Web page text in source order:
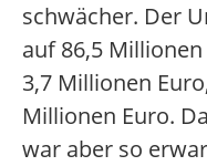
schwächer. Der
auf 86,5
3,7 Millionen
Millionen Euro.
war aber so